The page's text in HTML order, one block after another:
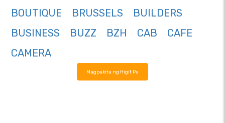
BOUTIQUE
BRUSSELS
BUILDERS
BUSINESS
BUZZ BZH CAB
CAFE
CAMERA
Magpakita ng Higit Pa